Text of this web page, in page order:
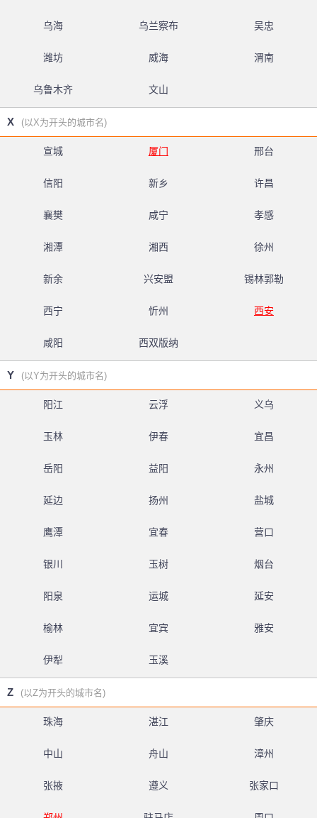
乌海 乌兰察布 吴忠
潍坊 威海 渭南
乌鲁木齐 文山
X (以X为开头的城市名)
宣城 厦门 邢台
信阳 新乡 许昌
襄樊 咸宁 孝感
湘潭 湘西 徐州
新余 兴安盟 锡林郭勒
西宁 忻州 西安
咸阳 西双版纳
Y (以Y为开头的城市名)
阳江 云浮 义乌
玉林 伊春 宜昌
岳阳 益阳 永州
延边 扬州 盐城
鹰潭 宜春 营口
银川 玉树 烟台
阳泉 运城 延安
榆林 宜宾 雅安
伊犁 玉溪
Z (以Z为开头的城市名)
珠海 湛江 肇庆
中山 舟山 漳州
张掖 遵义 张家口